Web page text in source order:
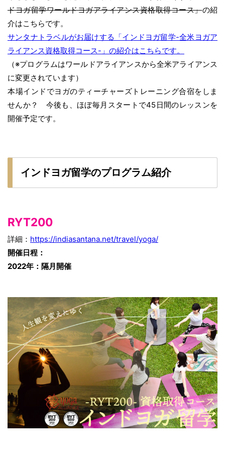
ドヨガ留学ワールドヨガアライアンス資格取得コース」の紹
介はこちらです。
サンタナトラベルがお届けする「インドヨガ留学-全米ヨガア
ライアンス資格取得コース-」の紹介はこちらです。
（※プログラムはワールドアライアンスから全米アライアンス
に変更されています）
本場インドでヨガのティーチャーズトレーニング合宿をしま
せんか？ 今後も、ほぼ毎月スタートで45日間のレッスンを
開催予定です。
インドヨガ留学のプログラム紹介
RYT200
詳細： https://indiasantana.net/travel/yoga/
開催日程：
2022年：隔月開催